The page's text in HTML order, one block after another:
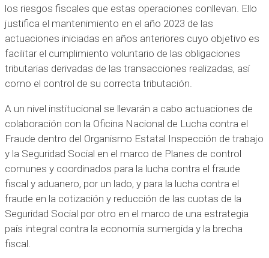
los riesgos fiscales que estas operaciones conllevan. Ello
justifica el mantenimiento en el año 2023 de las
actuaciones iniciadas en años anteriores cuyo objetivo es
facilitar el cumplimiento voluntario de las obligaciones
tributarias derivadas de las transacciones realizadas, así
como el control de su correcta tributación.
A un nivel institucional se llevarán a cabo actuaciones de
colaboración con la Oficina Nacional de Lucha contra el
Fraude dentro del Organismo Estatal Inspección de trabajo
y la Seguridad Social en el marco de Planes de control
comunes y coordinados para la lucha contra el fraude
fiscal y aduanero, por un lado, y para la lucha contra el
fraude en la cotización y reducción de las cuotas de la
Seguridad Social por otro en el marco de una estrategia
país integral contra la economía sumergida y la brecha
fiscal.